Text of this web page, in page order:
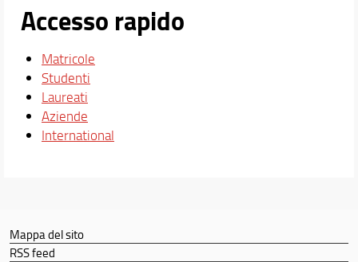
Accesso rapido
Matricole
Studenti
Laureati
Aziende
International
Mappa del sito
RSS feed